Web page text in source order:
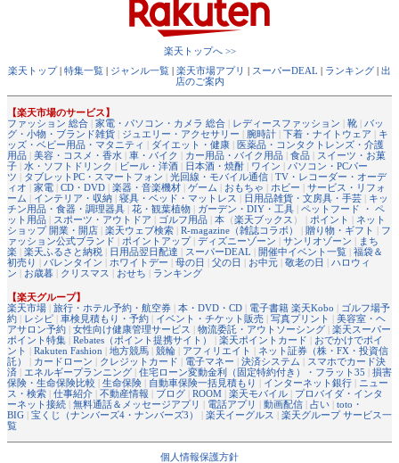
楽天トップへ >>
楽天トップ| 特集一覧 | ジャンル一覧 | 楽天市場アプリ | スーパーDEAL | ランキング | 出
店のご案内
【楽天市場のサービス】
ファッション 総合 | 家電・パソコン・カメラ 総合 | レディースファッション | 靴 | バッ
グ・小物・ブランド雑貨 | ジュエリー・アクセサリー | 腕時計 | 下着・ナイトウェア | キ
ッズ・ベビー用品・マタニティ | ダイエット・健康 | 医薬品・コンタクトレンズ・介護
用品 | 美容・コスメ・香水 | 車・バイク | カー用品・バイク用品 | 食品 | スイーツ・お菓
子 | 水・ソフトドリンク | ビール・洋酒 | 日本酒・焼酎 | ワイン | パソコン・PCパー
ツ | タブレットPC・スマートフォン | 光回線・モバイル通信 | TV・レコーダー・オーデ
ィオ | 家電 | CD・DVD | 楽器・音楽機材 | ゲーム | おもちゃ | ホビー | サービス・リフォ
ーム | インテリア・収納 | 寝具・ベッド・マットレス | 日用品雑貨・文房具・手芸 | キッ
チン用品・食器・調理器具 | 花・観葉植物 | ガーデン・DIY・工具 | ペットフード ・ ペ
ット用品 | スポーツ・アウトドア | ゴルフ用品 | 本 （楽天ブックス ） | ポイント | ネット
ショップ 開業・開店 | 楽天ウェブ検索 | R-magazine（雑誌コラボ） | 贈り物・ギフト | フ
ァッション公式ブランド | ポイントアップ| ディズニーゾーン | サンリオゾーン | まち
楽 | 楽天ふるさと納税 | 日用品翌日配達 | スーパーDEAL | 開催中イベント一覧 | 福袋＆
初売り | バレンタイン | ホワイトデー | 母の日 | 父の日 | お中元 | 敬老の日 | ハロウィ
ン | お歳暮 | クリスマス | おせち | ランキング
【楽天グループ】
楽天市場 | 旅行・ホテル予約・航空券 | 本・DVD・CD | 電子書籍 楽天Kobo | ゴルフ場予
約 | レシピ | 車検見積もり・予約 | イベント・チケット販売 | 写真プリント | 美容室・ヘ
アサロン予約 | 女性向け健康管理サービス | 物流委託・アウトソーシング | 楽天スーパー
ポイント特集 | Rebates（ポイント提携サイト） | 楽天ポイントカード | おでかけでポイ
ント | Rakuten Fashion | 地方競馬 | 競輪 | アフィリエイト | ネット証券（株・FX・投資信
託）
| カードローン | クレジットカード | 電子マネー | 決済システム | スマホでカード決
済 | エネルギープランニング | 住宅ローン変動金利（固定特約付き）・フラット35 | 損害
保険・生命保険比較 | 生命保険 | 自動車保険一括見積もり | インターネット銀行 | ニュー
ス・検索 | 仕事紹介 | 不動産情報 | ブログ | ROOM | 楽天モバイル | プロバイダ・インタ
ーネット接続 | 無料通話＆メッセージアプリ | 電話アプリ | 動画配信 | 占い | toto・
BIG | 宝くじ（ナンバーズ4・ナンバーズ3） | 楽天イーグルス | 楽天グループ サービス一
覧
個人情報保護方針